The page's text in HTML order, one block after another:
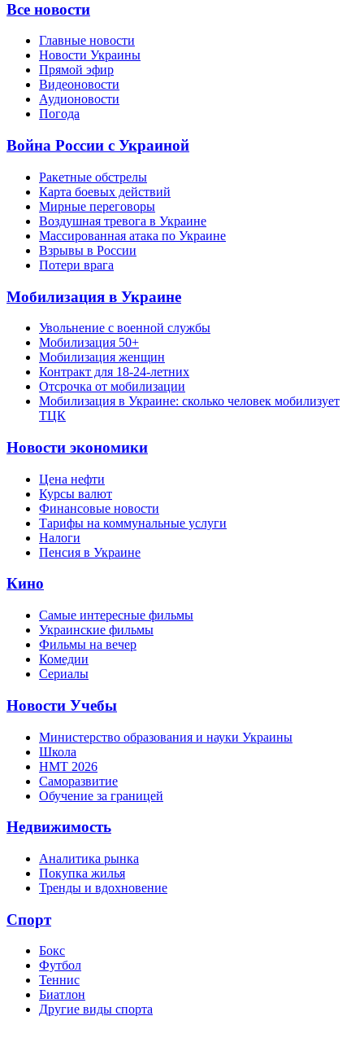
Все новости
Главные новости
Новости Украины
Прямой эфир
Видеоновости
Аудионовости
Погода
Война России с Украиной
Ракетные обстрелы
Карта боевых действий
Мирные переговоры
Воздушная тревога в Украине
Массированная атака по Украине
Взрывы в России
Потери врага
Мобилизация в Украине
Увольнение с военной службы
Мобилизация 50+
Мобилизация женщин
Контракт для 18-24-летних
Отсрочка от мобилизации
Мобилизация в Украине: сколько человек мобилизует
ТЦК
Новости экономики
Цена нефти
Курсы валют
Финансовые новости
Тарифы на коммунальные услуги
Налоги
Пенсия в Украине
Кино
Самые интересные фильмы
Украинские фильмы
Фильмы на вечер
Комедии
Сериалы
Новости Учебы
Министерство образования и науки Украины
Школа
НМТ 2026
Саморазвитие
Обучение за границей
Недвижимость
Аналитика рынка
Покупка жилья
Тренды и вдохновение
Спорт
Бокс
Футбол
Теннис
Биатлон
Другие виды спорта